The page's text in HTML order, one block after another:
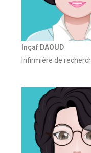
Inçaf DAOUD
Infirmière de